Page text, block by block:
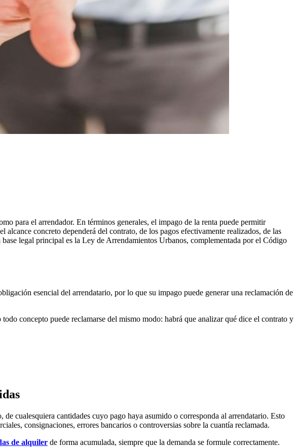
para el arrendador. En términos generales, el impago de la renta puede permitir
concreto dependerá del contrato, de los pagos efectivamente realizados, de las
legal principal es la Ley de Arrendamientos Urbanos, complementada por el Código
esencial del arrendatario, por lo que su impago puede generar una reclamación de
concepto puede reclamarse del mismo modo: habrá que analizar qué dice el contrato y
cualesquiera cantidades cuyo pago haya asumido o corresponda al arrendatario. Esto
consignaciones, errores bancarios o controversias sobre la cuantía reclamada.
de alquiler de forma acumulada, siempre que la demanda se formule correctamente.